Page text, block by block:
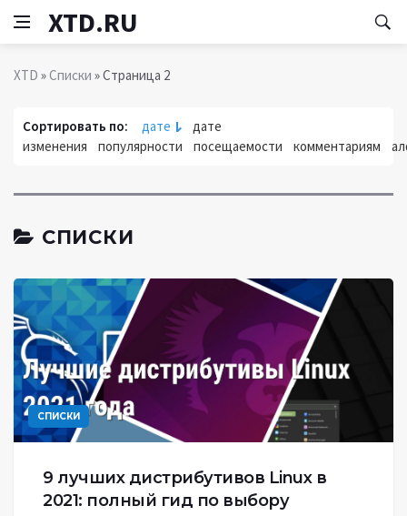
XTD.RU
XTD »Списки » Страница 2
Сортировать по: дате
дате
изменения
популярности посещаемости комментариям
СПИСКИ
СПИСКИ
9 лучших дистрибутивов Linux в
2021: полный гид по выбору